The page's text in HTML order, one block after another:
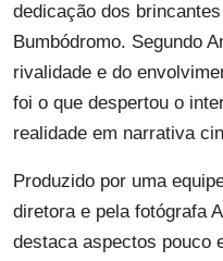
dedicação dos
Bumbódromo. Segundo
rivalidade e do
foi o que despertou o
realidade em narrativa
Produzido por uma
diretora e pela fotógrafa
destaca aspectos pouco